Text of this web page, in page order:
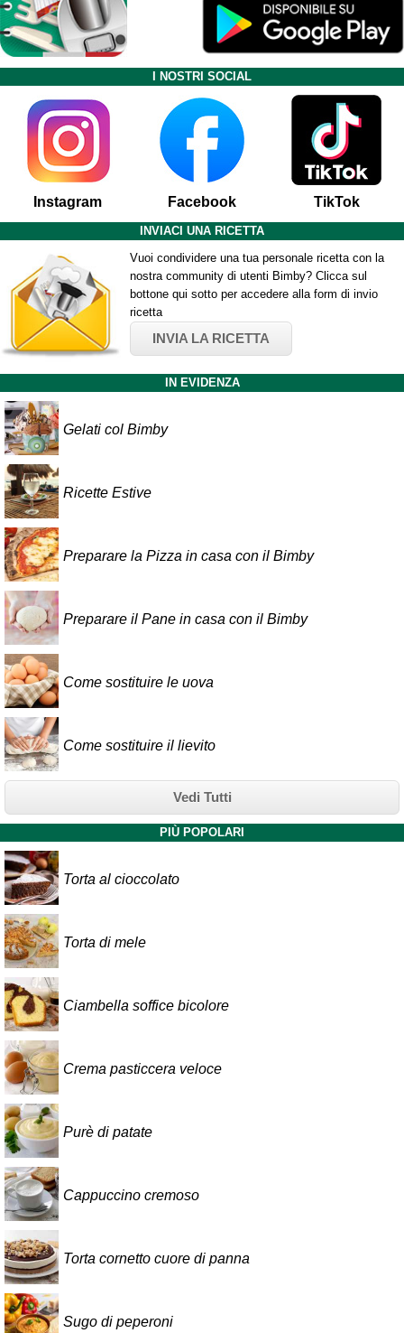
I NOSTRI SOCIAL
Instagram Facebook TikTok
INVIACI UNA RICETTA
Vuoi condividere una tua personale ricetta con la
nostra community di utenti Bimby? Clicca sul
bottone qui sotto per accedere alla form di invio
ricetta
INVIA LA RICETTA
IN EVIDENZA
Gelati col Bimby
Ricette Estive
Preparare la Pizza in casa con il Bimby
Preparare il Pane in casa con il Bimby
Come sostituire le uova
Come sostituire il lievito
Vedi Tutti
PIÙ POPOLARI
Torta al cioccolato
Torta di mele
Ciambella soffice bicolore
Crema pasticcera veloce
Purè di patate
Cappuccino cremoso
Torta cornetto cuore di panna
Sugo di peperoni